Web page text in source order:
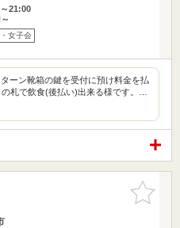
21:00
女子会
ーン靴箱の鍵を受付に預け料金を払
札で飲食(後払い)出来る様です。…
お気に入
りに追加